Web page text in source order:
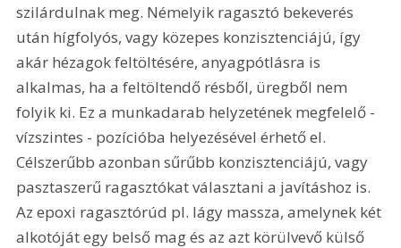
szilárdulnak meg. Némelyik ragasztó bekeverés
után hígfolyós, vagy közepes konzisztenciájú, így
akár hézagok feltöltésére, anyagpótlásra is
alkalmas, ha a feltöltendő résből, üregből nem
folyik ki. Ez a munkadarab helyzetének megfelelő -
vízszintes - pozícióba helyezésével érhető el.
Célszerűbb azonban sűrűbb konzisztenciájú, vagy
pasztaszerű ragasztókat választani a javításhoz is.
Az epoxi ragasztórúd pl. lágy massza, amelynek két
alkotóját egy belső mag és az azt körülvevő külső